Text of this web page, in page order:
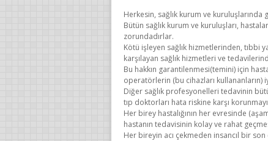
Herkesin, sağlık kurum ve
Bütün sağlık kurum ve kuruluşları,
zorundadırlar.
Kötü işleyen sağlık hizmetlerinden, tıbbi
karşılayan sağlık hizmetleri ve
Bu hakkın garantilenmesi(temini) için
operatörlerin (bu cihazları kullananların)
Diğer sağlık profesyonelleri tedavinin
tıp doktorları hata riskine karşı
Her birey hastalığının her evresinde
hastanın tedavisinin kolay ve rahat
Her bireyin acı çekmeden insancıl bir